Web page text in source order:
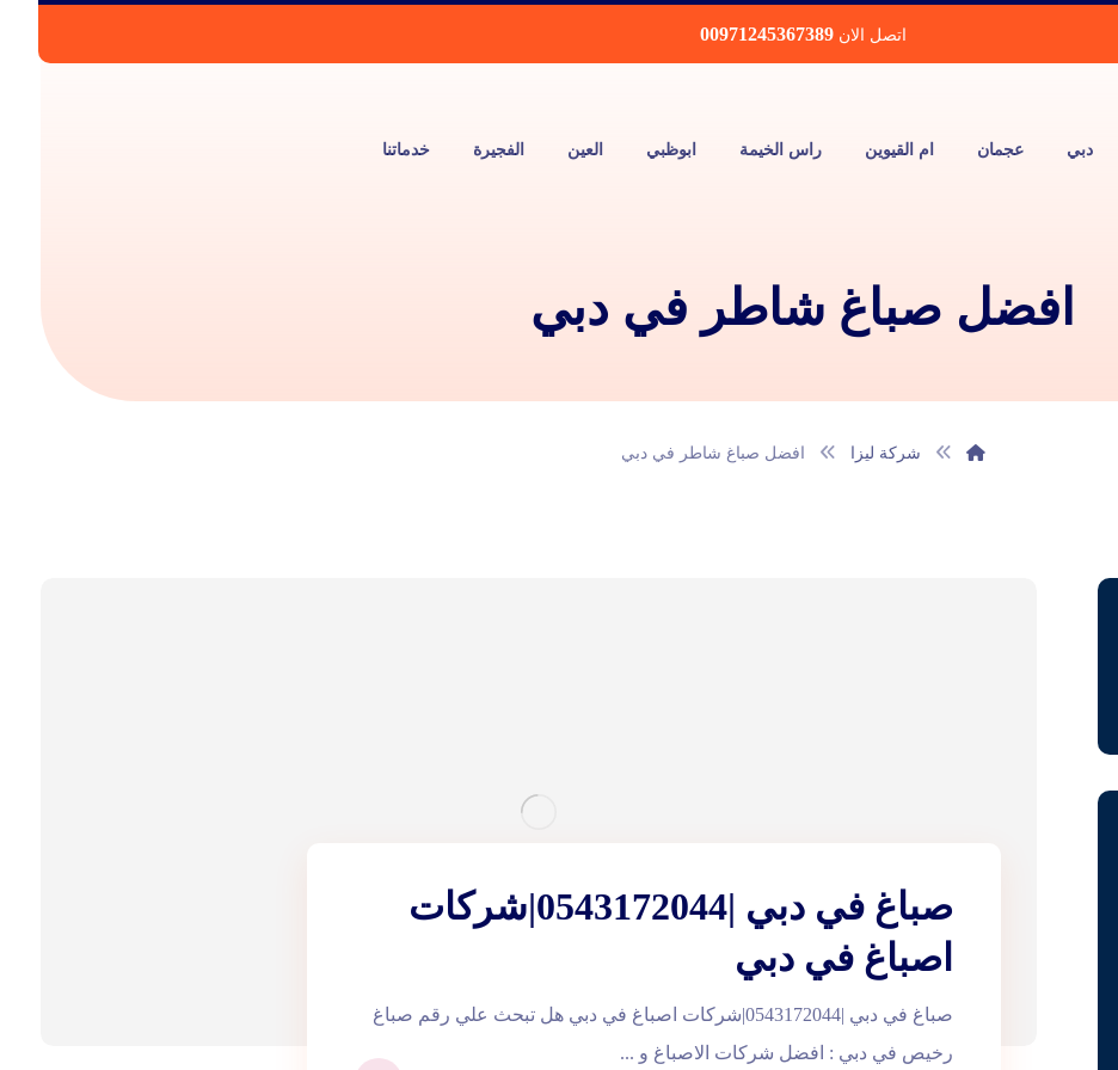
اتصل الان 00971245367389
دبي عجمان ام القيوين راس الخيمة ابوظبي العين الفجيرة خدماتنا
افضل صباغ شاطر في دبي
شركة ليزا افضل صباغ شاطر في دبي
صباغ في دبي |0543172044|شركات
اصباغ في دبي
صباغ في دبي |0543172044|شركات اصباغ في دبي هل تبحث علي رقم صباغ
رخيص في دبي : افضل شركات الاصباغ و ...